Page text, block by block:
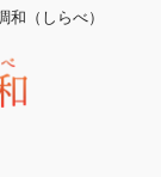
（しらべ）